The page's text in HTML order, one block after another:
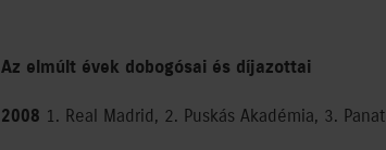
Az elmúlt évek dobogósai és díjazottai
2008 1. Real Madrid, 2. Puskás Akadémia, 3.